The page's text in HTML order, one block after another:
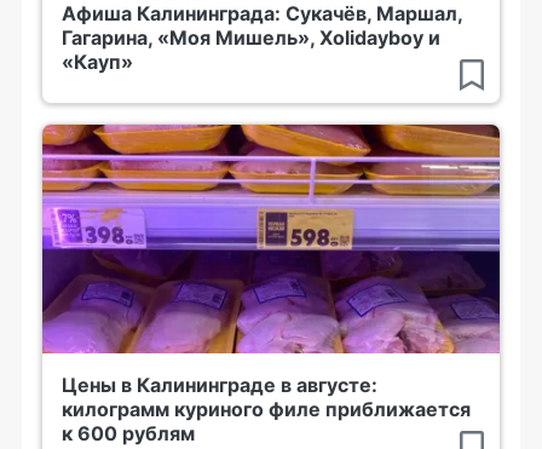
Афиша Калининграда: Сукачёв, Маршал,
Гагарина, «Моя Мишель», Xolidayboy и
«Кауп»
Цены в Калининграде в августе:
килограмм куриного филе приближается
к 600 рублям